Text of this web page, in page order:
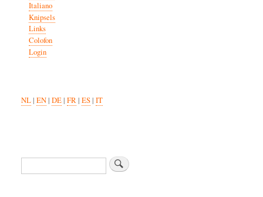
Italiano
Knipsels
Links
Colofon
Login
NL| EN| DE| FR| ES| IT
Search